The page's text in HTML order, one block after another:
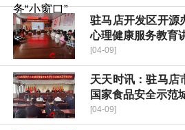
驻马店开发区开源
心理健康服务教育
[04-09]
天天时讯：驻马店
国家食品安全示范
[04-09]